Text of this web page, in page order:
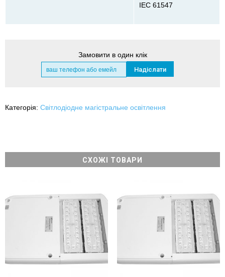
ІЕС 61547
Замовити в один клік
Категорія: Світлодіодне магістральне освітлення
СХОЖІ ТОВАРИ